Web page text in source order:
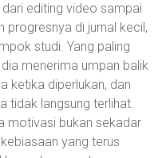
editing video sampai
progresnya di jurnal kecil,
studi. Yang paling
menerima umpan balik
ketika diperlukan, dan
tidak langsung terlihat.
motivasi bukan sekadar
yang terus